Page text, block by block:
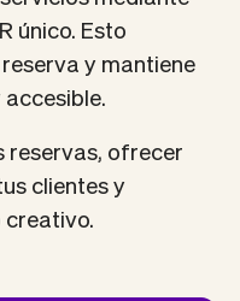
único. Esto
y mantiene
reservas, ofrecer
clientes y